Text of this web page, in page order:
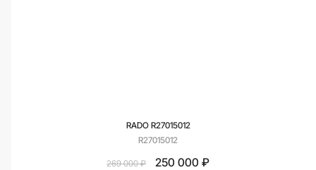
RADO R27015012
R27015012
269 000 ₽ 250 000 ₽